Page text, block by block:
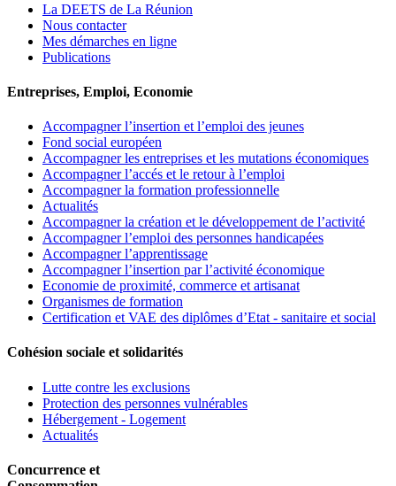
La DEETS de La Réunion
Nous contacter
Mes démarches en ligne
Publications
Entreprises, Emploi, Economie
Accompagner l’insertion et l’emploi des jeunes
Fond social européen
Accompagner les entreprises et les mutations économiques
Accompagner l’accés et le retour à l’emploi
Accompagner la formation professionnelle
Actualités
Accompagner la création et le développement de l’activité
Accompagner l’emploi des personnes handicapées
Accompagner l’apprentissage
Accompagner l’insertion par l’activité économique
Economie de proximité, commerce et artisanat
Organismes de formation
Certification et VAE des diplômes d’Etat - sanitaire et social
Cohésion sociale et solidarités
Lutte contre les exclusions
Protection des personnes vulnérables
Hébergement - Logement
Actualités
Concurrence et